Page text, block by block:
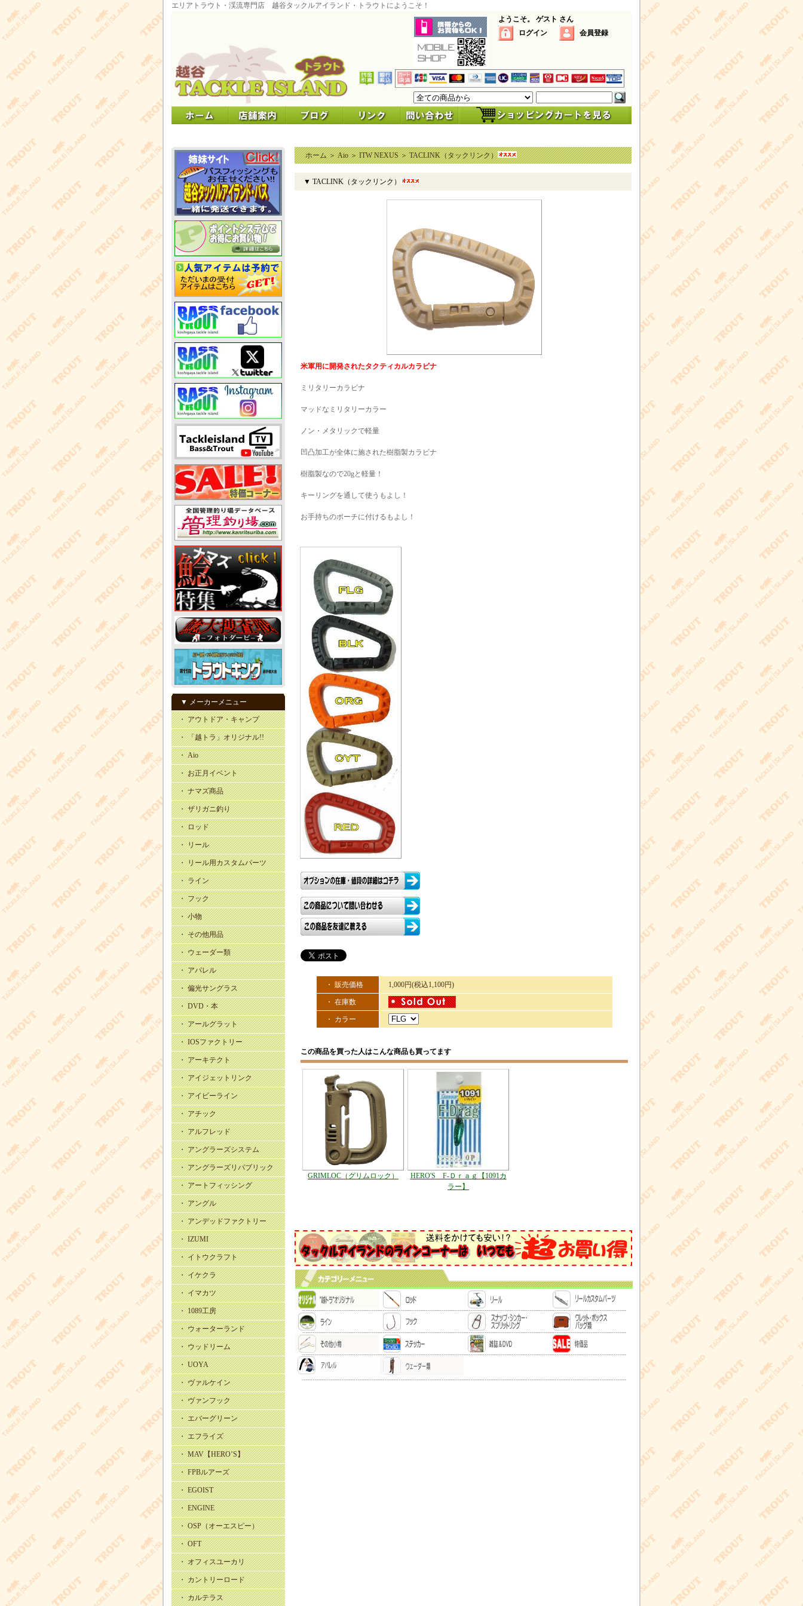
エリアトラウト・渓流専門店 越谷タックルアイランド・トラウトにようこそ！
ようこそ。 ゲスト さん
ログイン
会員登録
▼ メーカーメニュー
・ アウトドア・キャンプ
・ 「越トラ」オリジナル!!
・ Aio
・ お正月イベント
・ ナマズ商品
・ ザリガニ釣り
・ ロッド
・ リール
・ リール用カスタムパーツ
・ ライン
・ フック
・ 小物
・ その他用品
・ ウェーダー類
・ アパレル
・ 偏光サングラス
・ DVD・本
・ アールグラット
・ IOSファクトリー
・ アーキテクト
・ アイジェットリンク
・ アイビーライン
・ アチック
・ アルフレッド
・ アングラーズシステム
・ アングラーズリパブリック
・ アートフィッシング
・ アングル
・ アンデッドファクトリー
・ IZUMI
・ イトウクラフト
・ イケクラ
・ イマカツ
・ 1089工房
・ ウォーターランド
・ ウッドリーム
・ UOYA
・ ヴァルケイン
・ ヴァンフック
・ エバーグリーン
・ エフライズ
・ MAV【HERO’S】
・ FPBルアーズ
・ EGOIST
・ ENGINE
・ OSP（オーエスピー）
・ OFT
・ オフィスユーカリ
・ カントリーロード
・ カルテラス
ホーム＞Aio＞ITW NEXUS＞TACLINK（タックリンク）
▼ TACLINK（タックリンク）
米軍用に開発されたタクティカルカラビナ
ミリタリーカラビナ
マッドなミリタリーカラー
ノン・メタリックで軽量
凹凸加工が全体に施された樹脂製カラビナ
樹脂製なので20gと軽量！
キーリングを通して使うもよし！
お手持ちのポーチに付けるもよし！
・ 販売価格 1,000円(税込1,100円)
・ 在庫数
・ カラー
この商品を買った人はこんな商品も買ってます
GRIMLOC（グリムロック）
HERO'S F-Ｄｒａｇ【1091カ
ラー】